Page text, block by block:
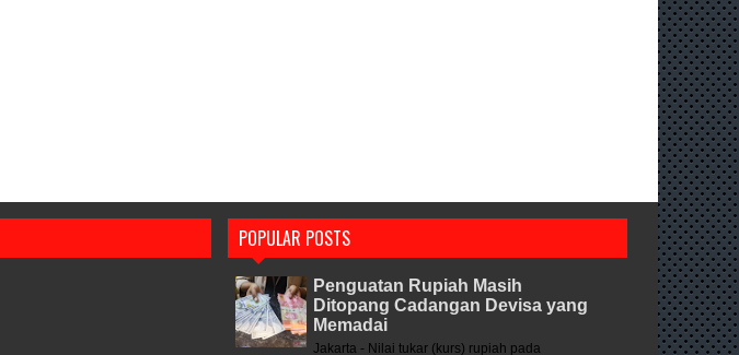
POPULAR POSTS
Penguatan Rupiah Masih
Ditopang Cadangan Devisa yang
Memadai
Jakarta - Nilai tukar (kurs) rupiah pada